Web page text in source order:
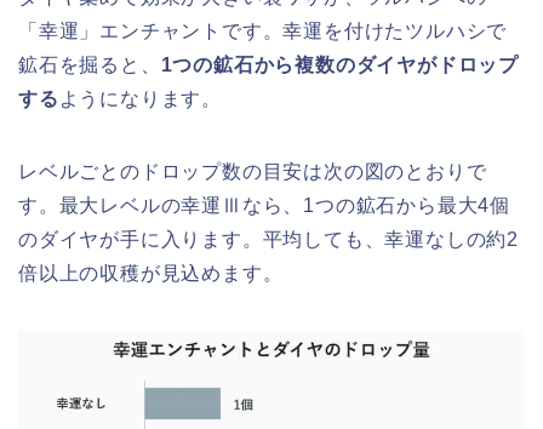
「幸運」エンチャントです。幸運を付けたツルハシで
鉱石を掘ると、 1つの鉱石から複数のダイヤがドロップ
する ようになります。
レベルごとのドロップ数の目安は次の図のとおりで
す。最大レベルの幸運Ⅲなら、1つの鉱石から最大4個
のダイヤが手に入ります。平均しても、幸運なしの約2
倍以上の収穫が見込めます。